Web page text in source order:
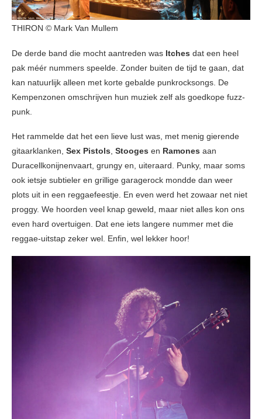
THIRON © Mark Van Mullem
De derde band die mocht aantreden was Itches dat een heel
pak méér nummers speelde. Zonder buiten de tijd te gaan, dat
kan natuurlijk alleen met korte gebalde punkrocksongs. De
Kempenzonen omschrijven hun muziek zelf als goedkope fuzz-
punk.
Het rammelde dat het een lieve lust was, met menig gierende
gitaarklanken, Sex Pistols, Stooges en Ramones aan
Duracellkonijnenvaart, grungy en, uiteraard. Punky, maar soms
ook ietsje subtieler en grillige garagerock mondde dan weer
plots uit in een reggaefeestje. En even werd het zowaar net niet
proggy. We hoorden veel knap geweld, maar niet alles kon ons
even hard overtuigen. Dat ene iets langere nummer met die
reggae-uitstap zeker wel. Enfin, wel lekker hoor!